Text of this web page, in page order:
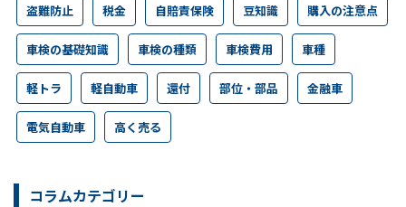
盗難防止 税金 自賠責保険 豆知識 購入の注意点
車検の基礎知識 車検の種類 車検費用 車種
軽トラ 軽自動車 還付 部位・部品 金融車
電気自動車 高く売る
コラムカテゴリー